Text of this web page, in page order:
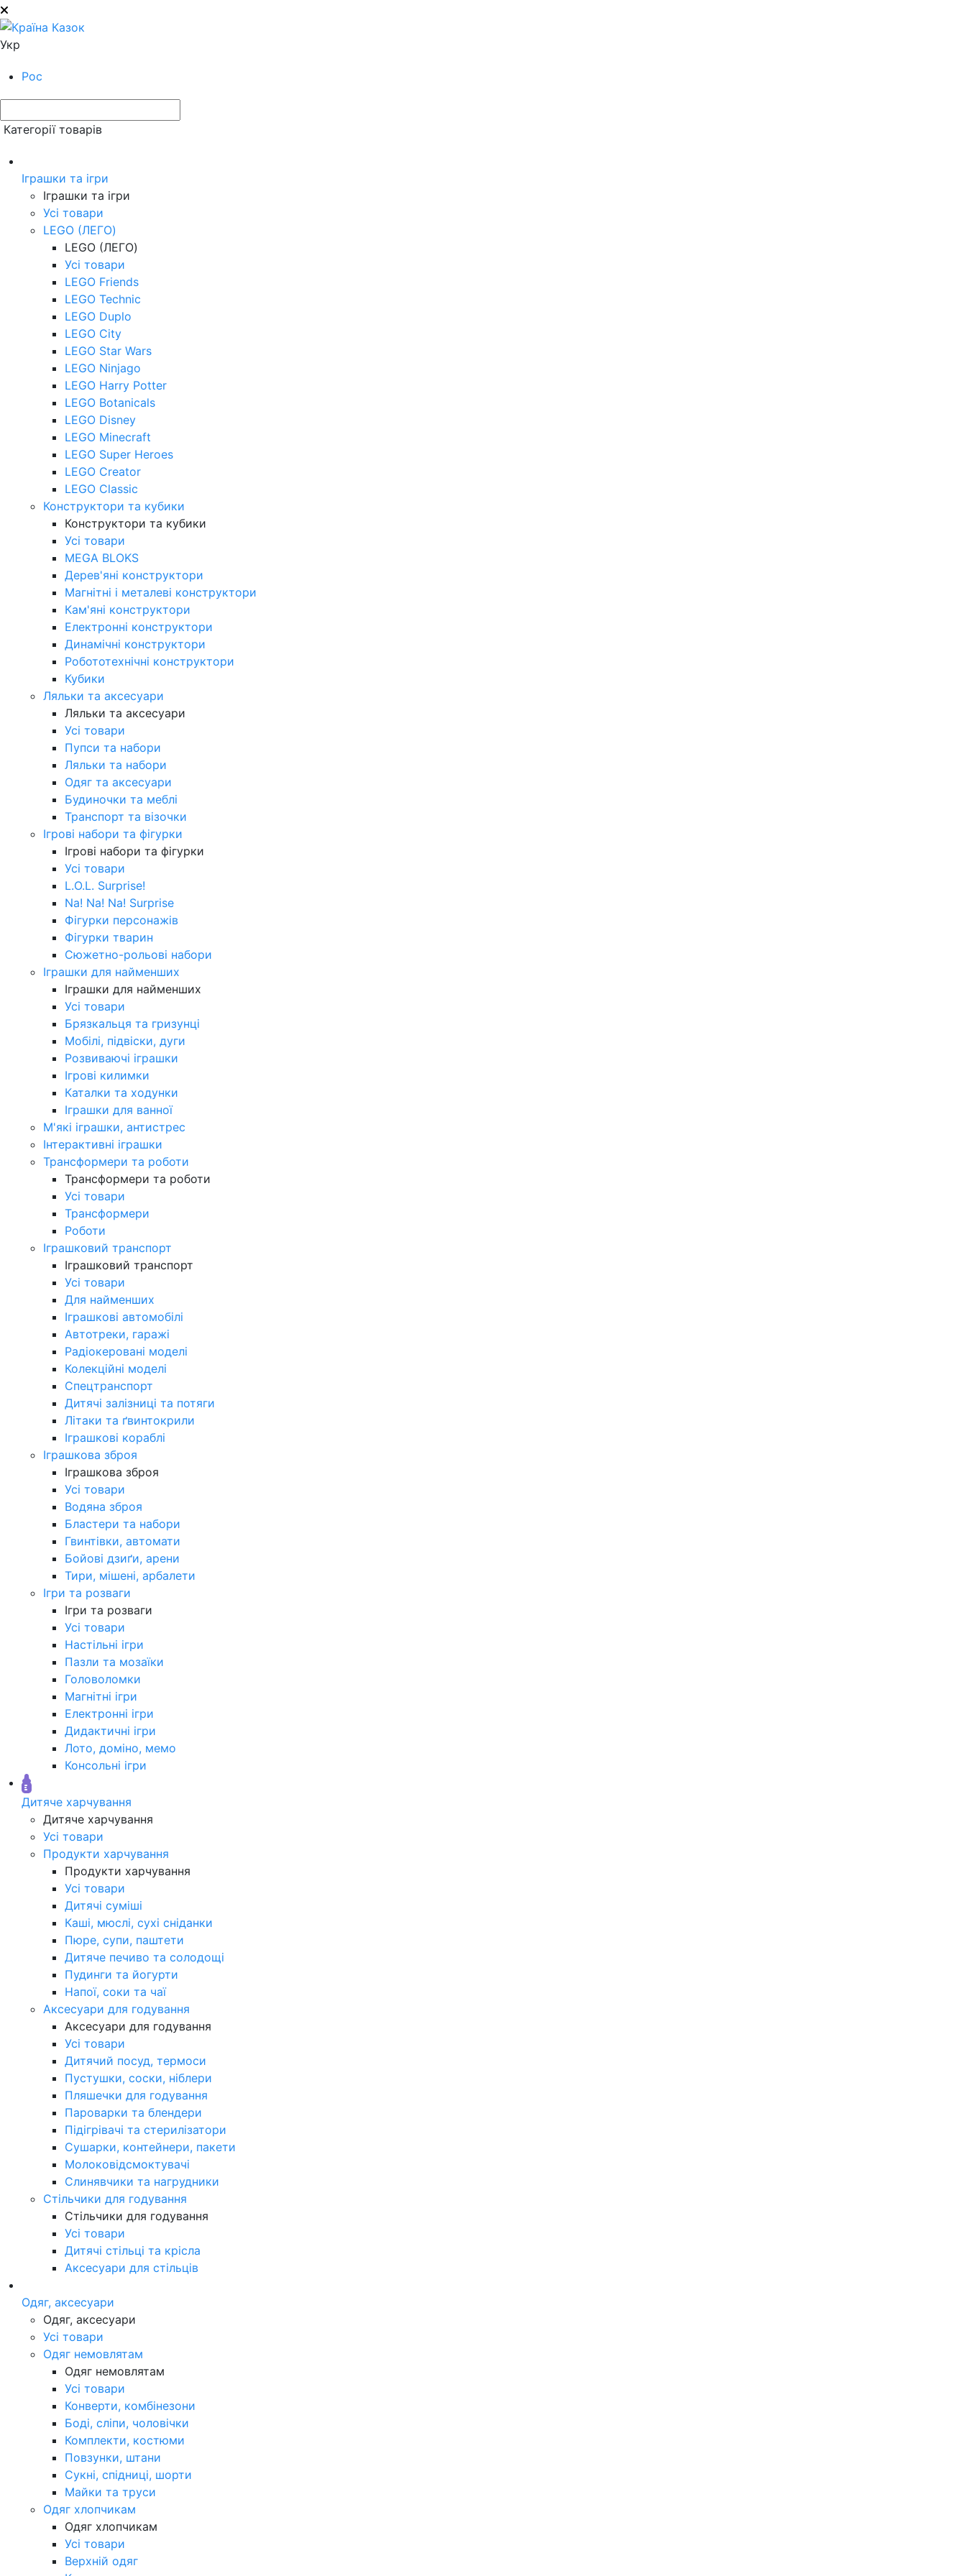
Укр
Рос
Категорії товарів
Іграшки та ігри
Іграшки та ігри
Усі товари
LEGO (ЛЕГО)
LEGO (ЛЕГО)
Усі товари
LEGO Friends
LEGO Technic
LEGO Duplo
LEGO City
LEGO Star Wars
LEGO Ninjago
LEGO Harry Potter
LEGO Botanicals
LEGO Disney
LEGO Minecraft
LEGO Super Heroes
LEGO Creator
LEGO Classic
Конструктори та кубики
Конструктори та кубики
Усі товари
MEGA BLOKS
Дерев'яні конструктори
Магнітні і металеві конструктори
Кам'яні конструктори
Електронні конструктори
Динамічні конструктори
Робототехнічні конструктори
Кубики
Ляльки та аксесуари
Ляльки та аксесуари
Усі товари
Пупси та набори
Ляльки та набори
Одяг та аксесуари
Будиночки та меблі
Транспорт та візочки
Ігрові набори та фігурки
Ігрові набори та фігурки
Усі товари
L.O.L. Surprise!
Na! Na! Na! Surprise
Фігурки персонажів
Фігурки тварин
Сюжетно-рольові набори
Іграшки для найменших
Іграшки для найменших
Усі товари
Брязкальця та гризунці
Мобілі, підвіски, дуги
Розвиваючі іграшки
Ігрові килимки
Каталки та ходунки
Іграшки для ванної
М'які іграшки, антистрес
Інтерактивні іграшки
Трансформери та роботи
Трансформери та роботи
Усі товари
Трансформери
Роботи
Іграшковий транспорт
Іграшковий транспорт
Усі товари
Для найменших
Іграшкові автомобілі
Автотреки, гаражі
Радіокеровані моделі
Колекційні моделі
Спецтранспорт
Дитячі залізниці та потяги
Літаки та ґвинтокрили
Іграшкові кораблі
Іграшкова зброя
Іграшкова зброя
Усі товари
Водяна зброя
Бластери та набори
Гвинтівки, автомати
Бойові дзиґи, арени
Тири, мішені, арбалети
Ігри та розваги
Ігри та розваги
Усі товари
Настільні ігри
Пазли та мозаїки
Головоломки
Магнітні ігри
Електронні ігри
Дидактичні ігри
Лото, доміно, мемо
Консольні ігри
Дитяче харчування
Дитяче харчування
Усі товари
Продукти харчування
Продукти харчування
Усі товари
Дитячі суміші
Каші, мюслі, сухі сніданки
Пюре, супи, паштети
Дитяче печиво та солодощі
Пудинги та йогурти
Напої, соки та чаї
Аксесуари для годування
Аксесуари для годування
Усі товари
Дитячий посуд, термоси
Пустушки, соски, ніблери
Пляшечки для годування
Пароварки та блендери
Підігрівачі та стерилізатори
Сушарки, контейнери, пакети
Молоковідсмоктувачі
Слинявчики та нагрудники
Стільчики для годування
Стільчики для годування
Усі товари
Дитячі стільці та крісла
Аксесуари для стільців
Одяг, аксесуари
Одяг, аксесуари
Усі товари
Одяг немовлятам
Одяг немовлятам
Усі товари
Конверти, комбінезони
Боді, сліпи, чоловічки
Комплекти, костюми
Повзунки, штани
Сукні, спідниці, шорти
Майки та труси
Одяг хлопчикам
Одяг хлопчикам
Усі товари
Верхній одяг